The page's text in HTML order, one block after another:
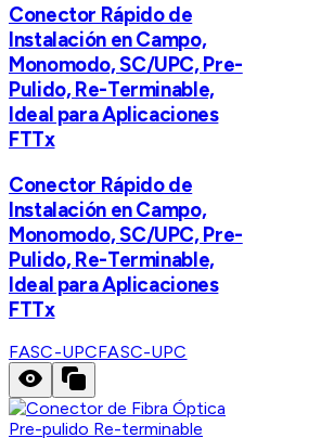
Conector Rápido de
Instalación en Campo,
Monomodo, SC/UPC, Pre-
Pulido, Re-Terminable,
Ideal para Aplicaciones
FTTx
Conector Rápido de
Instalación en Campo,
Monomodo, SC/UPC, Pre-
Pulido, Re-Terminable,
Ideal para Aplicaciones
FTTx
FASC-UPCFASC-UPC